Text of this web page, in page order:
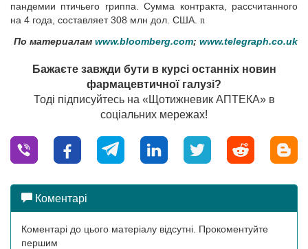
пандемии птичьего гриппа. Сумма контракта, рассчитанного
на 4 года, составляет 308 млн дол. США. n
По материалам www.bloomberg.com; www.telegraph.co.uk
Бажаєте завжди бути в курсі останніх новин
фармацевтичної галузі?
Тоді підписуйтесь на «Щотижневик АПТЕКА» в
соціальних мережах!
Коментарі
Коментарі до цього матеріалу відсутні. Прокоментуйте
першим